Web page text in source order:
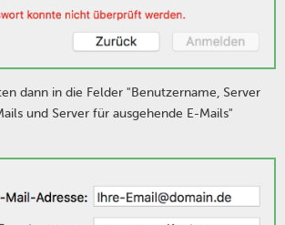
dann in die Felder "Benutzername, Server
und Server für ausgehende E-Mails"